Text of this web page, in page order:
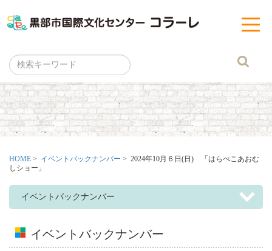
黒部
t
o
v
i
g
a
t
i
o
HOME > イベントバックナンバー > 2024年10月６日(日) 「はらぺこあおむ
しショー」
イベントバックナンバー
イベントバックナンバー